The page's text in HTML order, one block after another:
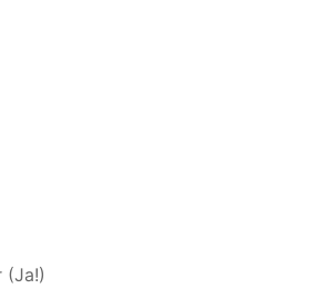
(Ja!)